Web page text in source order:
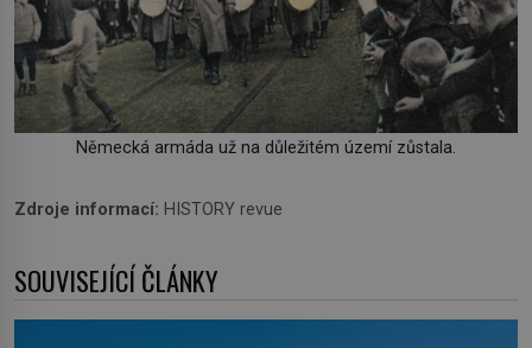
Německá armáda už na důležitém území zůstala.
Zdroje informací: HISTORY revue
SOUVISEJÍCÍ ČLÁNKY